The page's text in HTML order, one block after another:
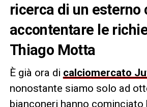
ricerca di un esterno
accontentare le
Thiago Motta
È già ora di calciomercato
nonostante siamo solo ad
bianconeri hanno cominciato